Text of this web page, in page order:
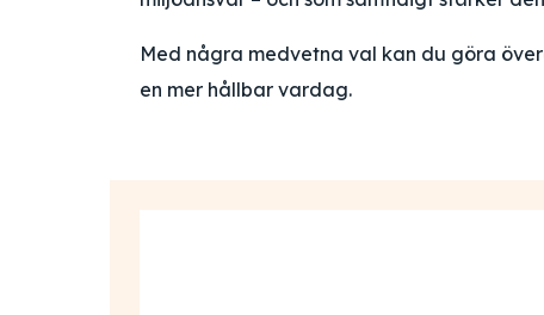
Med några medvetna val kan du göra
en mer hållbar vardag.